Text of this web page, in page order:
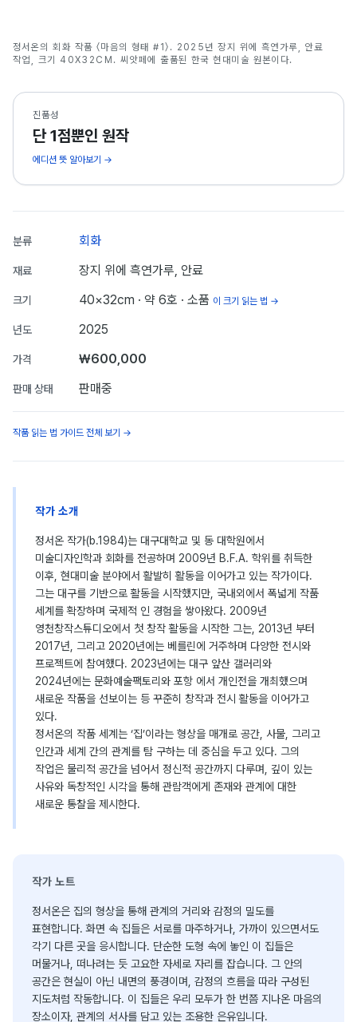
정서온
정서온의 회화 작품 〈마음의 형태 #1〉. 2025년 장지 위에 흑연가루, 안료
작업, 크기 40X32CM. 씨앗페에 출품된 한국 현대미술 원본이다.
진품성
단 1점뿐인 원작
에디션 뜻 알아보기 →
분류 회화
재료 장지 위에 흑연가루, 안료
크기 40×32cm · 약 6호 · 소품 이 크기 읽는 법 →
년도 2025
가격 ₩600,000
판매 상태 판매중
작품 읽는 법 가이드 전체 보기 →
작가 소개
정서온 작가(b.1984)는 대구대학교 및 동 대학원에서
미술디자인학과 회화를 전공하며 2009년 B.F.A. 학위를 취득한
이후, 현대미술 분야에서 활발히 활동을 이어가고 있는 작가이다.
그는 대구를 기반으로 활동을 시작했지만, 국내외에서 폭넓게 작품
세계를 확장하며 국제적 인 경험을 쌓아왔다. 2009년
영천창작스튜디오에서 첫 창작 활동을 시작한 그는, 2013년 부터
2017년, 그리고 2020년에는 베를린에 거주하며 다양한 전시와
프로젝트에 참여했다. 2023년에는 대구 앞산 갤러리와
2024년에는 문화예술팩토리와 포항 에서 개인전을 개최했으며
새로운 작품을 선보이는 등 꾸준히 창작과 전시 활동을 이어가고
있다.
정서온의 작품 세계는 ‘집’이라는 형상을 매개로 공간, 사물, 그리고
인간과 세계 간의 관계를 탐 구하는 데 중심을 두고 있다. 그의
작업은 물리적 공간을 넘어서 정신적 공간까지 다루며, 깊이 있는
사유와 독창적인 시각을 통해 관람객에게 존재와 관계에 대한
새로운 통찰을 제시한다.
작가 노트
정서온은 집의 형상을 통해 관계의 거리와 감정의 밀도를
표현합니다. 화면 속 집들은 서로를 마주하거나, 가까이 있으면서도
각기 다른 곳을 응시합니다. 단순한 도형 속에 놓인 이 집들은
머물거나, 떠나려는 듯 고요한 자세로 자리를 잡습니다. 그 안의
공간은 현실이 아닌 내면의 풍경이며, 감정의 흐름을 따라 구성된
지도처럼 작동합니다. 이 집들은 우리 모두가 한 번쯤 지나온 마음의
장소이자, 관계의 서사를 담고 있는 조용한 은유입니다.